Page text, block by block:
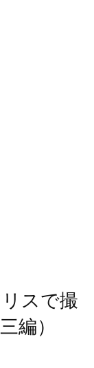
スで撮
編）